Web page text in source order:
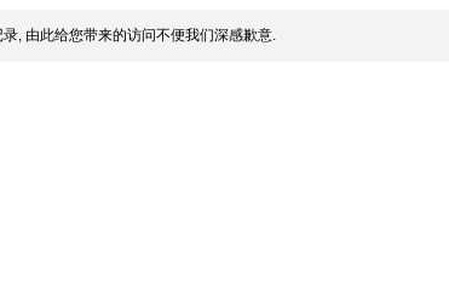
, 由此给您带来的访问不便我们深感歉意.